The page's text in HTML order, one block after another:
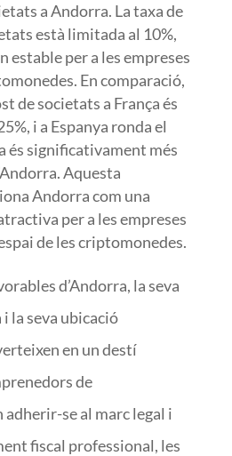
a Andorra. La taxa de
està limitada al 10%,
estable per a les empreses
En comparació,
de societats a França és
i a Espanya ronda el
és significativament més
Aquesta
Andorra com una
per a les empreses
de les criptomonedes.
d’Andorra, la seva
la seva ubicació
en un destí
de
se al marc legal i
fiscal professional, les